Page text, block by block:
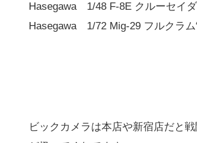
Hasegawa 1/48 F-8E クルーセイ
Hasegawa 1/72 Mig-29 フルクラ
ビックカメラは本店や新宿店だと